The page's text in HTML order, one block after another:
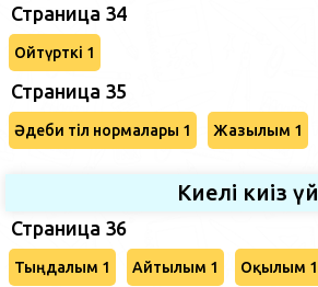
Страница 34
Ойтүрткі 1
Страница 35
Әдеби тіл нормалары 1 Жазылым 1
Киелі киіз үй
Страница 36
Тыңдалым 1 Айтылым 1 Оқылым 1